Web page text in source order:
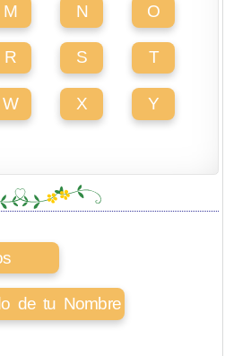
M N O
R S T
W X Y
de tu Nombre